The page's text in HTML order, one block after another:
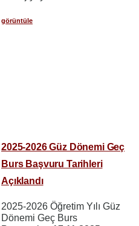
görüntüle
2025-2026 Güz Dönemi Geç
Burs Başvuru Tarihleri
Açıklandı
2025-2026 Öğretim Yılı Güz
Dönemi Geç Burs